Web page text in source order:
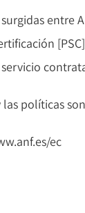
entre
las políticas
ec